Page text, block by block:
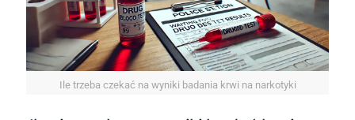
Ile trzeba czekać na wyniki badania krwi na narkotyki